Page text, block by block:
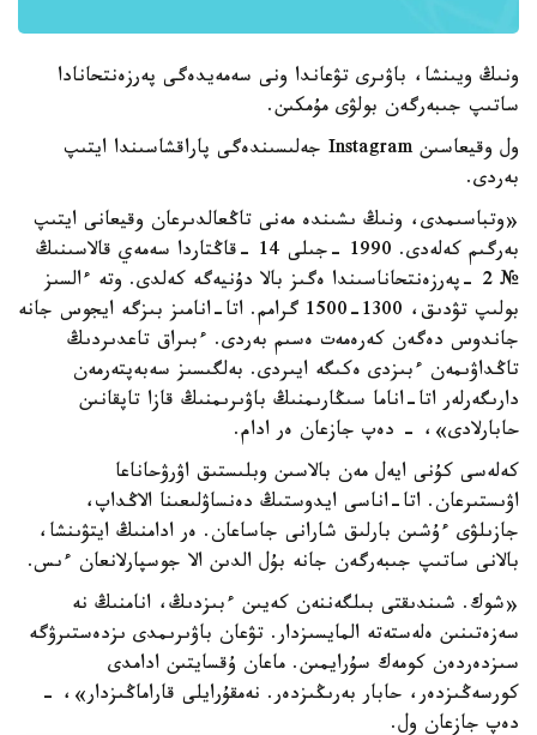
ونىڭ ويىنشا، باۋىرى تۋعاندا ونى سەمەيدەگى پەرزەنتحانادا
ساتىپ جىبەرگەن بولۋى مۇمكىن.
ول وقيعاسىن Instagram جەلىسىندەگى پاراقشاسىندا ايتىپ
بەردى.
«وتباسىمدى، ونىڭ ىشىندە مەنى تاڭعالدىرعان وقيعانى ايتىپ
بەرگىم كەلەدى. 1990 -جىلى 14 -قاڭتاردا سەمەي قالاسىنىڭ
№ 2 -پەرزەنتحاناسىندا ەگىز بالا دۇنيەگە كەلدى. وتە ءالسىز
بولىپ تۋدىق، 1300-1500 گرامم. اتا-انامىز بىزگە ايجوس جانە
جاندوس دەگەن كەرەمەت ەسىم بەردى. ءبىراق تاعدىردىڭ
تاڭداۋىمەن ءبىزدى ەكىگە ايىردى. بەلگىسىز سەبەپتەرمەن
دارىگەرلەر اتا-اناما سىڭارىمنىڭ باۋىرىمنىڭ قازا تاپقانىن
حابارلادى»، - دەپ جازعان ەر ادام.
كەلەسى كۇنى ايەل مەن بالاسىن وبلىستىق اۋرۋحاناعا
اۋىستىرعان. اتا-اناسى ايدوستىڭ دەنساۋلىعىنا الاڭداپ،
جازىلۋى ءۇشىن بارلىق شارانى جاساعان. ەر ادامنىڭ ايتۋىنشا،
بالانى ساتىپ جىبەرگەن جانە بۇل الدىن الا جوسپارلانعان ءىس.
«شوك. شىندىقتى بىلگەننەن كەيىن ءبىزدىڭ، انامنىڭ نە
سەزەتىنىن ەلەستەتە المايسىزدار. تۋعان باۋىرىمدى ىزدەستىرۋگە
سىزدەردەن كومەك سۇرايمىن. ماعان ۇقسايتىن ادامدى
كورسەڭىزدەر، حابار بەرىڭىزدەر. نەمقۇرايلى قاراماڭىزدار»، -
دەپ جازعان ول.